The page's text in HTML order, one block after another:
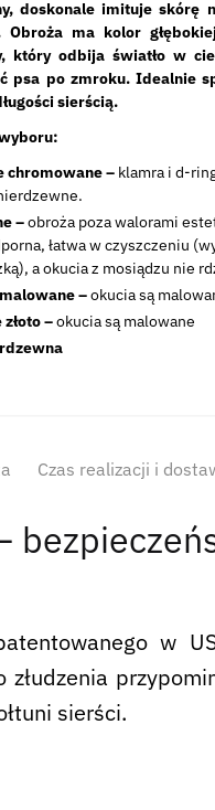
doskonale imituje skórę
Obroża ma kolor
który odbija światło w
psa po zmroku. Idealnie
sierścią.
chromowane – klamra i d-
–obroża poza walorami
łatwa w czyszczeniu
a okucia z mosiądzu nie
–okucia są
złoto –okucia są malowane
Czas realizacji i
w
sierści.